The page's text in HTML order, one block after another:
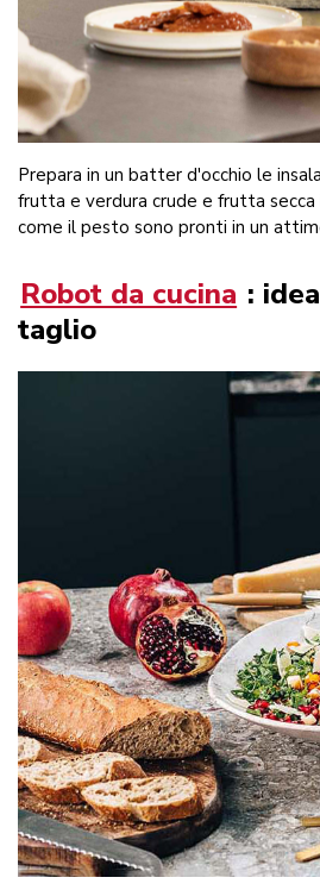
Prepara in un batter d'occhio le
frutta e verdura crude e frutta
come il pesto sono pronti in un
Robot da cucina :
taglio